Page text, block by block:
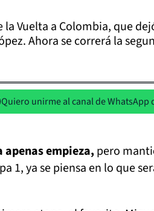
la Vuelta a Colombia, que
Ahora se correrá la
Quiero unirme al canal de WhatsApp
apenas empieza, pero
1, ya se piensa en lo que